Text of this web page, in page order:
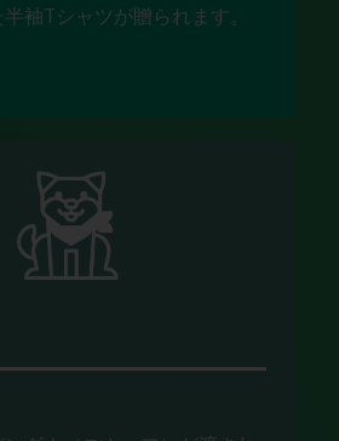
袖Tシャツが贈られます。